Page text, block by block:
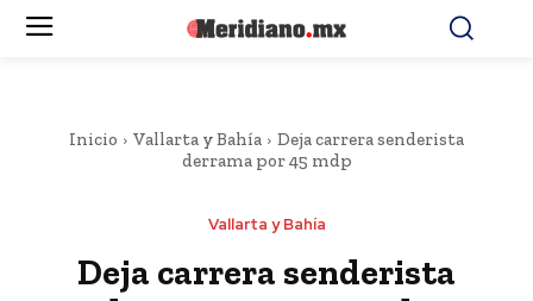
Inicio Vallarta y Bahía
Deja carrera senderista
derrama por 45 mdp
Vallarta y Bahía
Deja carrera senderista